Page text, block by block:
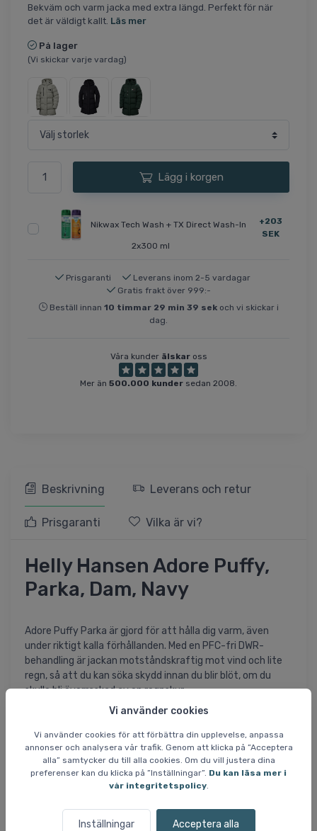
Vi använder cookies
Vi använder cookies för att förbättra din upplevelse, anpassa
annonser och analysera vår trafik. Genom att klicka på ”Acceptera
alla” samtycker du till alla cookies. Om du vill justera dina
preferenser kan du klicka på ”Inställningar”. Du kan läsa mer i
vår integritetspolicy.
Inställningar Acceptera alla
Bekväm och varm jacka med extra längd. Perfekt för när
det är väldigt kallt. Läs mer
På lager
(Vi skickar varje vardag)
Lägg i korgen
Nikwax Tech Wash + TX Direct Wash-In
2x300 ml
+203
SEK
Prisgaranti
Leverans inom 2-5 vardagar
Gratis frakt över 999:-
Beställ innan 10 timmar 29 min 39 sekoch vi skickar i
dag.
Våra kunder älskaross
Mer än 500.000 kunder sedan 2008.
Beskrivning Leverans och retur
Prisgaranti Vilka är vi?
Helly Hansen Adore Puffy,
Parka, Dam, Navy
Adore Puffy Parka är gjord för att hålla dig varm, även
under riktigt kalla förhållanden. Med en PFC-fri DWR-
behandling är jackan motståndskraftig mot vind och lite
regn, så att du kan söka skydd innan du blir blöt, om du
skulle bli överraskad av en regnskur.
och säkerhet i dåliga ljusförhållanden.
En justerbar huva ger extra skydd mot väder och vind.
Bröst- och sidofickor med YKK®-blixtlås ger säker
förvaring av dina tillhörigheter, medan ett borstat
innerfoder i fickorna ger komfort och värme för händerna.